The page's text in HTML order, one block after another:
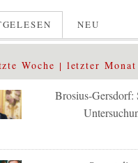
NEU
Woche letzter Monat
Brosius-Gersdorf: